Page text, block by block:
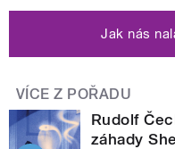
Jak nás
VÍCE Z POŘADU
Rudolf
záhady